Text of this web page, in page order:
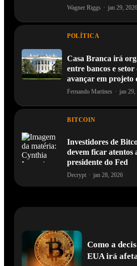
Wagner Riggs · jan 29, 2026
POLÍTICA
Casa Branca irá
entre bancos e
avançar em projeto
Fernando Martines · jan 29,
BITCOIN
Investidores de
devem ficar atentos
presidente do Fed
Decrypt · jan 28, 2026
Como a
EUA irá